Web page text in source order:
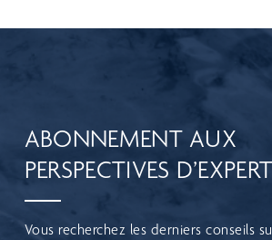
ABONNEMENT AUX
PERSPECTIVES
Vous recherchez les derniers conseils